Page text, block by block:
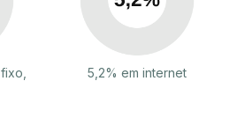
5,2% em internet